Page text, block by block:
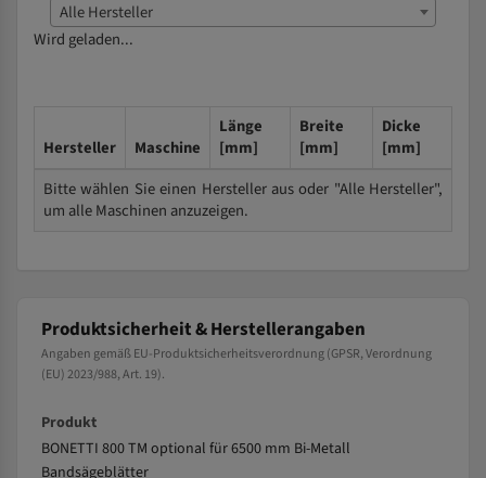
Alle Hersteller
Wird geladen...
Hersteller Maschine
Länge
[mm]
Breite
[mm]
Dicke
[mm]
Bitte wählen Sie einen Hersteller aus oder "Alle Hersteller",
um alle Maschinen anzuzeigen.
Produktsicherheit & Herstellerangaben
Angaben gemäß EU-Produktsicherheitsverordnung (GPSR, Verordnung
(EU) 2023/988, Art. 19).
Produkt
BONETTI 800 TM optional für 6500 mm Bi-Metall
Bandsägeblätter